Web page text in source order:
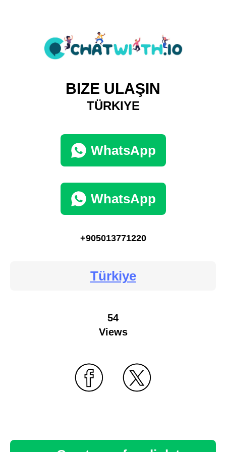
BIZE ULAŞIN
TÜRKIYE
WhatsApp
WhatsApp
+905013771220
Türkiye
54
Views